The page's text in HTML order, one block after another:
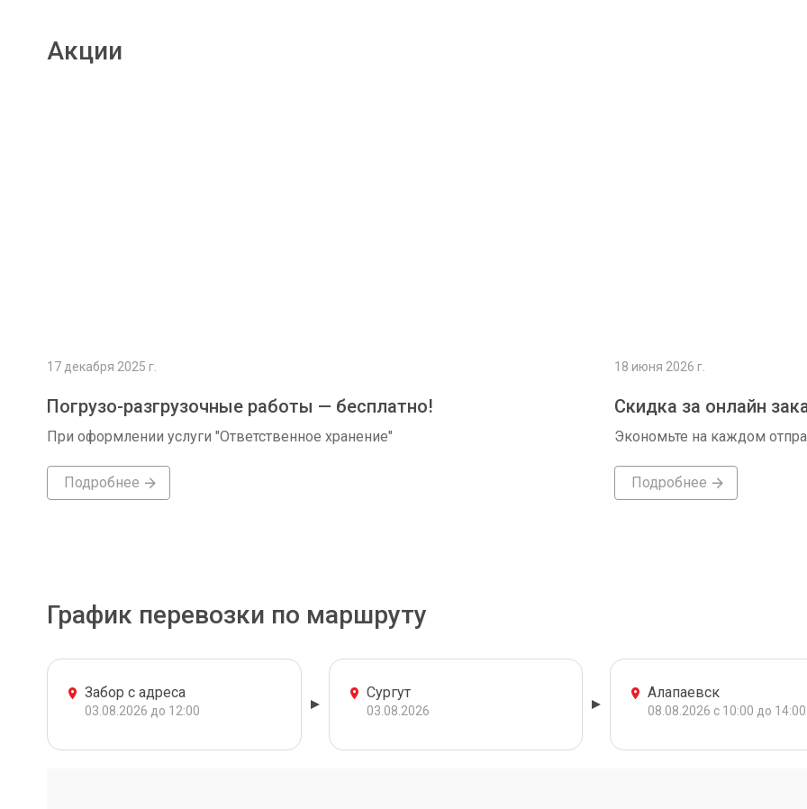
Акции
17 декабря 2025 г.
Погрузо-разгрузочные работы — бесплатно!
При оформлении услуги "Ответственное хранение"
Подробнее
18 июня 2026 г.
Скидка за онлайн
Экономьте на каждом
Подробнее
График перевозки по маршруту
Забор с адреса
03.08.2026 до 12:00
Сургут
03.08.2026
Алапаевск
08.08.2026 с 10:00 до 14:00